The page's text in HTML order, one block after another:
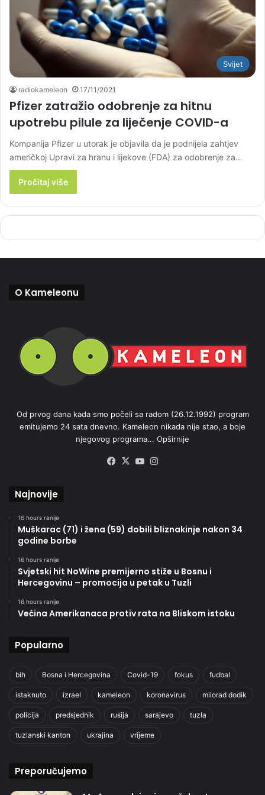
Svijet
radiokameleon 17/11/2021
Pfizer zatražio odobrenje za hitnu
upotrebu pilule za liječenje COVID-a
Kompanija Pfizer u utorak je objavila da je podnijela zahtjev
američkoj Upravi za hranu i lijekove (FDA) za odobrenje za…
Pročitaj više
O Kameleonu
Od prvog dana kada smo počeli sa radom (26.12.1992) program
emitujemo 24 sata dnevno. Kameleon nikada nije stao, a boje
njegovog programa... Opširnije
Facebook
X YouTube
Najnovije
16 hours ranije
Muškarac (71) i žena (59) dobili bliznakinje nakon 34
godine borbe
16 hours ranije
Svjetski hit NoWine premijerno stiže u Bosnu i
Hercegovinu – promocija u petak u Tuzli
16 hours ranije
Većina Amerikanaca protiv rata na Bliskom istoku
Popularno
bih Bosna i Hercegovina Covid-19 fokus fudbal
istaknuto izrael kameleon koronavirus milorad dodik
policija predsjednik rusija sarajevo tuzla
tuzlanski kanton ukrajina vrijeme
Preporučujemo